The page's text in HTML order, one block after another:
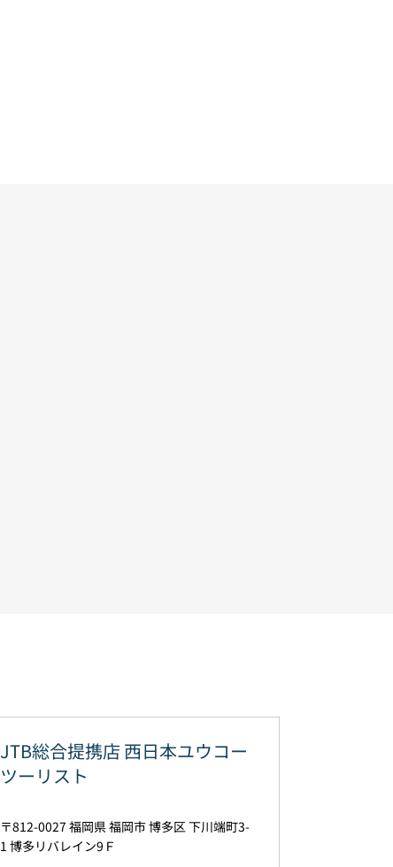
JTB総合提携店 西日本ユウコー
ツーリスト
812-0027 福岡県福岡市博多区下川端町3-
1 博多リバレイン9Ｆ